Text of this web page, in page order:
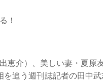
！
恵介）、美しい妻・夏原
追う週刊誌記者の田中武